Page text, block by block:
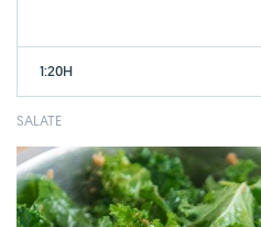
1:20H
SALATE